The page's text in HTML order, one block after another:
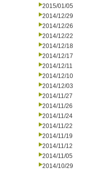
2015/01/05
2014/12/29
2014/12/26
2014/12/22
2014/12/18
2014/12/17
2014/12/11
2014/12/10
2014/12/03
2014/11/27
2014/11/26
2014/11/24
2014/11/22
2014/11/19
2014/11/12
2014/11/05
2014/10/29